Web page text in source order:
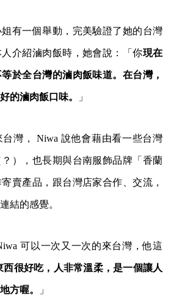
有一個舉動，完美驗證了她的台灣
介紹滷肉飯時，她會說：「你現在
於全台灣的滷肉飯味道。在台灣，
的滷肉飯口味。 」
灣， Niwa 說他會藉由看一些台灣
），也長期與台南服飾品牌「香蘭
賣產品，跟台灣店家合作、交流，
結的感覺。
可以一次又一次的來台灣，他這
西很好吃，人非常溫柔，是一個讓人
方喔。 」